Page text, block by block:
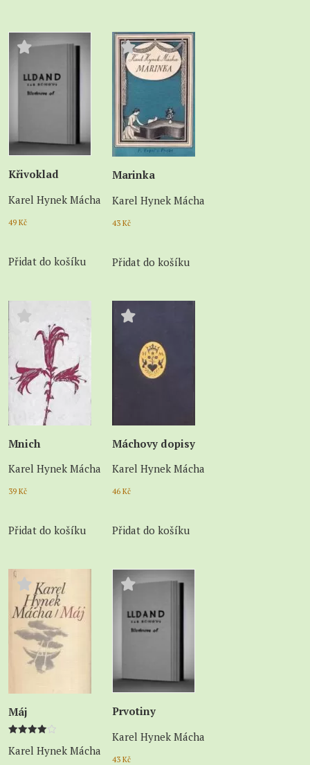
Křivoklad
Karel Hynek Mácha
49 Kč
Přidat do košíku
Marinka
Karel Hynek Mácha
43 Kč
Přidat do košíku
Mnich
Karel Hynek Mácha
39 Kč
Přidat do košíku
Máchovy dopisy
Karel Hynek Mácha
46 Kč
Přidat do košíku
Máj
4.00
Karel Hynek Mácha
Prvotiny
Karel Hynek Mácha
43 Kč